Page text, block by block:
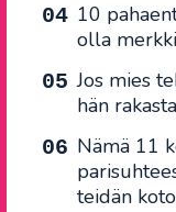
10
olla
Jos mies
hän
Nämä 11
teidän